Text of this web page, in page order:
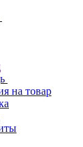
на товар